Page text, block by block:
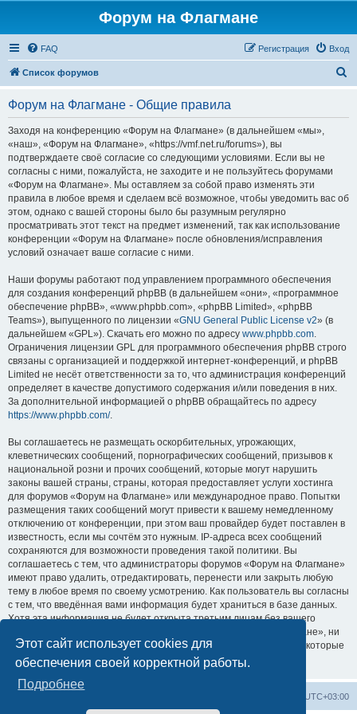
Этот сайт использует cookies для
обеспечения своей корректной работы.
Подробнее
Форум на Флагмане
FAQ Вход
Регистрация
Список форумов
Форум на Флагмане - Общие правила
Заходя на конференцию «Форум на Флагмане» (в дальнейшем «мы»,
«наш», «Форум на Флагмане», «https://vmf.net.ru/forums»), вы
подтверждаете своё согласие со следующими условиями. Если вы не
согласны с ними, пожалуйста, не заходите и не пользуйтесь форумами
«Форум на Флагмане». Мы оставляем за собой право изменять эти
правила в любое время и сделаем всё возможное, чтобы уведомить вас об
этом, однако с вашей стороны было бы разумным регулярно
просматривать этот текст на предмет изменений, так как использование
конференции «Форум на Флагмане» после обновления/исправления
условий означает ваше согласие с ними.
Наши форумы работают под управлением программного обеспечения
для создания конференций phpBB (в дальнейшем «они», «программное
обеспечение phpBB», «www.phpbb.com», «phpBB Limited», «phpBB
Teams»), выпущенного по лицензии «GNU General Public License v2» (в
дальнейшем «GPL»). Скачать его можно по адресу www.phpbb.com.
Ограничения лицензии GPL для программного обеспечения phpBB строго
связаны с организацией и поддержкой интернет-конференций, и phpBB
Limited не несёт ответственности за то, что администрация конференций
определяет в качестве допустимого содержания и/или поведения в них.
За дополнительной информацией о phpBB обращайтесь по адресу
https://www.phpbb.com/.
Вы соглашаетесь не размещать оскорбительных, угрожающих,
клеветнических сообщений, порнографических сообщений, призывов к
национальной розни и прочих сообщений, которые могут нарушить
законы вашей страны, страны, которая предоставляет услуги хостинга
для форумов «Форум на Флагмане» или международное право. Попытки
размещения таких сообщений могут привести к вашему немедленному
отключению от конференции, при этом ваш провайдер будет поставлен в
известность, если мы сочтём это нужным. IP-адреса всех сообщений
сохраняются для возможности проведения такой политики. Вы
соглашаетесь с тем, что администраторы форумов «Форум на Флагмане»
имеют право удалить, отредактировать, перенести или закрыть любую
тему в любое время по своему усмотрению. Как пользователь вы согласны
с тем, что введённая вами информация будет храниться в базе данных.
Хотя эта информация не будет открыта третьим лицам без вашего
разрешения, ни администрация конференции «Форум на Флагмане», ни
phpBB Limited не может быть ответственна за действия хакеров, которые
могут привести к несанкционированному доступу к ней.
UTC+03:00